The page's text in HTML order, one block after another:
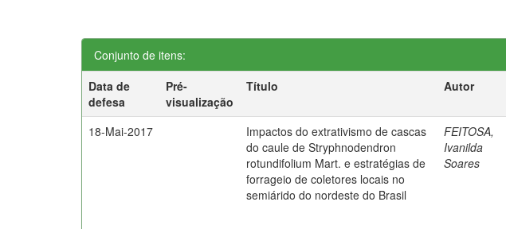
Conjunto de itens:
Data de
defesa
Pré-
visualização
Título Autor
18-Mai-2017
Impactos do extrativismo de cascas
do caule de Stryphnodendron
rotundifolium Mart. e estratégias de
forrageio de coletores locais no
semiárido do nordeste do Brasil
FEITOSA,
Ivanilda
Soares